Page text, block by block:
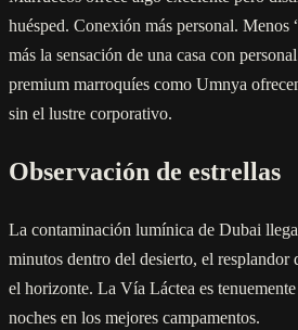
huésped. Conexión más personal. Menos
más la sensación de una casa con
premium marroquíes como Umnya
sin el lustre corporativo.
Observación de estrellas
La contaminación lumínica de Dubai
minutos dentro del desierto, el resplandor
el horizonte. La Vía Láctea es
noches en los mejores campamentos.